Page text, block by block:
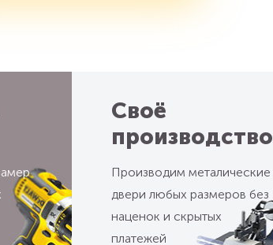
Своё
производство
Производим металические
двери любых размеров без
наценок и скрытых
платежей